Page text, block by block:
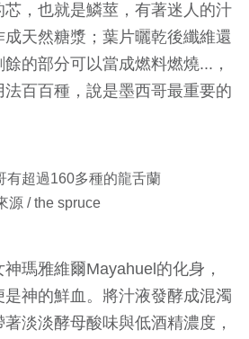
，也就是鱗莖，有著迷人的汁
天然糖漿；葉片曬乾後纖維還
的部分可以當成燃料燃燒...，
百百種，說是墨西哥最重要的
有超過160多種的龍舌蘭
源 / the spruce
瑪雅維爾Mayahuel的化身，
神的鮮血。將汁液發酵成混濁
淡淡酵母酸味與低酒精濃度，